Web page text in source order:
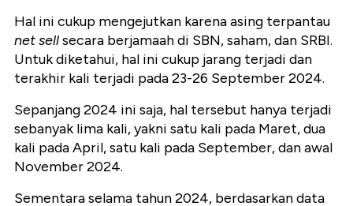
Hal ini cukup mengejutkan karena asing terpantau
net sellsecara berjamaah di SBN, saham, dan SRBI.
Untuk diketahui, hal ini cukup jarang terjadi dan
terakhir kali terjadi pada 23-26 September 2024.
Sepanjang 2024 ini saja, hal tersebut hanya terjadi
sebanyak lima kali, yakni satu kali pada Maret, dua
kali pada April, satu kali pada September, dan awal
November 2024.
Sementara selama tahun 2024, berdasarkan data